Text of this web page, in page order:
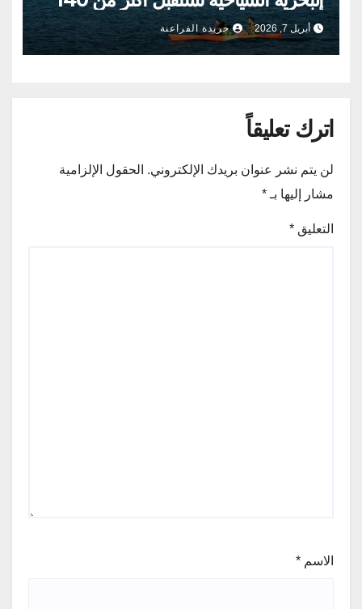
ألف ضيف
أبريل 7, 2026 جريدة الفراعنة
اترك تعليقاً
لن يتم نشر عنوان بريدك الإلكتروني. الحقول الإلزامية
مشار إليها بـ *
التعليق *
الاسم *